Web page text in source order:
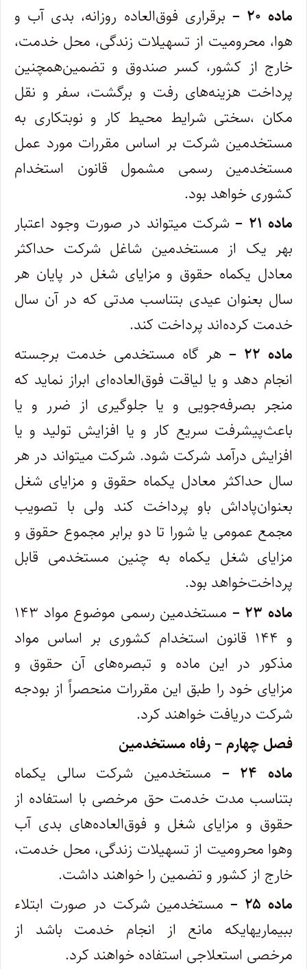
ماده ۲۰ –
برقراری فوق‌العاده روزانه، بدی آب و
هوا، محرومیت از تسهیلات زندگی، محل خدمت،
خارج از کشور، کسر صندوق و تضمین‌همچنین
پرداخت هزینه‌های رفت و برگشت، سفر و نقل
مکان ،سختی شرایط محیط کار و نوبتکاری به
مستخدمین شرکت بر اساس مقررات مورد عمل
مستخدمین رسمی مشمول قانون‌ استخدام
کشوری خواهد بود.
ماده ۲۱ –
شرکت میتواند در صورت وجود اعتبار
بهر یک از مستخدمین شاغل شرکت حداکثر
معادل یکماه حقوق و مزایای شغل در پایان هر
‌سال بعنوان عیدی بتناسب مدتی که در آن سال
خدمت کرده‌اند پرداخت کند.‌
ماده ۲۲ –
هر گاه مستخدمی خدمت برجسته
انجام دهد و یا لیاقت فوق‌العاده‌ای ابراز نماید که
منجر بصرفه‌جویی و یا جلوگیری از ضرر و یا
باعث‌پیشرفت سریع کار و یا افزایش تولید و یا
افزایش درآمد شرکت شود. شرکت میتواند در هر
سال حداکثر معادل یکماه حقوق و مزایای شغل
بعنوان‌پاداش باو پرداخت کند ولی با تصویب
مجمع عمومی یا شورا تا دو برابر مجموع حقوق و
مزایای شغل یکماه به چنین مستخدمی قابل
پرداخت‌خواهد بود.
ماده ۲۳ –
مستخدمین رسمی موضوع مواد ۱۴۳
و ۱۴۴ قانون استخدام کشوری بر اساس مواد
مذکور در این ماده و تبصره‌های آن حقوق و
مزایای ‌خود را طبق این مقررات منحصراً از بودجه
شرکت دریافت خواهند کرد.
فصل چهارم – رفاه مستخدمین
ماده ۲۴ –
مستخدمین شرکت سالی یکماه
بتناسب مدت خدمت حق مرخصی با استفاده از
حقوق و مزایای شغل و فوق‌العاده‌های بدی آب
و‌هوا محرومیت از تسهیلات زندگی، محل خدمت،
خارج از کشور و تضمین را خواهند داشت.
ماده ۲۵ –
مستخدمین شرکت در صورت ابتلاء
ببیماریهایکه مانع از انجام خدمت باشد از
مرخصی استعلاجی استفاده خواهند کرد.